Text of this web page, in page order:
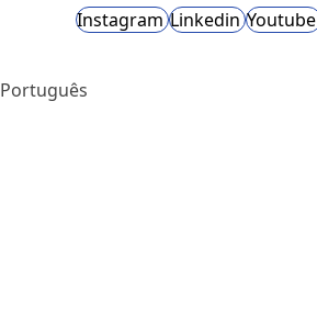
Instagram Linkedin Youtube
Português